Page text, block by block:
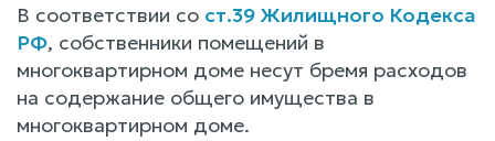
В соответствии со ст.39 Жилищного Кодекса
РФ, собственники помещений в
многоквартирном доме несут бремя расходов
на содержание общего имущества в
многоквартирном доме.